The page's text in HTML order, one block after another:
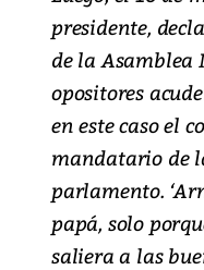
presidente,
de la Asamblea
opositores
en este caso el
mandatario de
parlamento.
papá, solo
saliera a las